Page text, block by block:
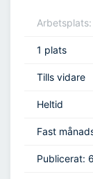
Arbetsplats:
1 plats
Tills vidare
Heltid
Fast
Publicerat: